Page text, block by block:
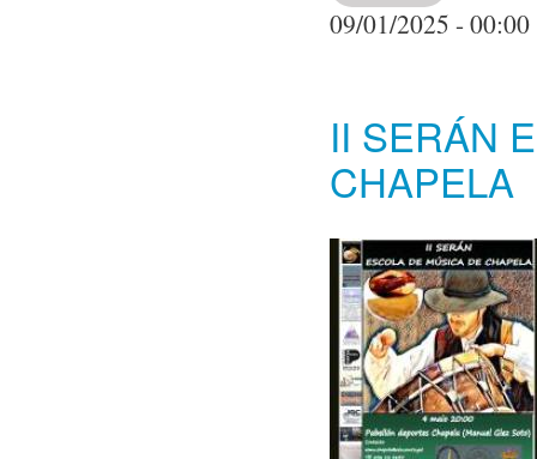
09/01/2025 - 00:00
II SERÁN
CHAPELA